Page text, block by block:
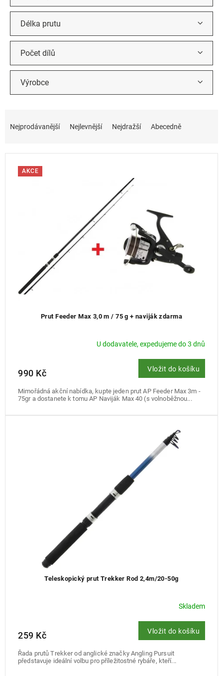
Nejprodávanější Nejlevnější Nejdražší Abecedně
Délka prutu
Počet dílů
Výrobce
AKCE
Prut Feeder Max 3,0 m / 75 g + naviják zdarma
U dodavatele, expedujeme do 3 dnů
990 Kč Vložit do košíku
Mimořádná akční nabídka, kupte jeden prut AP Feeder Max 3m -
75gr a dostanete k tomu AP Naviják Max 40 (s volnoběžnou...
Teleskopický prut Trekker Rod 2,4m/20-50g
Skladem
259 Kč Vložit do košíku
Řada prutů Trekker od anglické značky Angling Pursuit
představuje ideální volbu pro příležitostné rybáře, kteří...